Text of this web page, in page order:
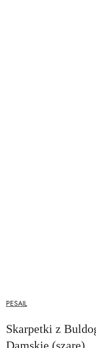
NAZWA
PRODUCENTA:
PESAIL
Skarpetki z